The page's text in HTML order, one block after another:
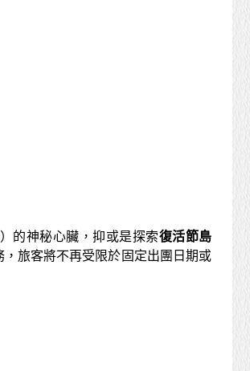
）的神秘心臟，抑或是探索復活節島
，旅客將不再受限於固定出團日期或